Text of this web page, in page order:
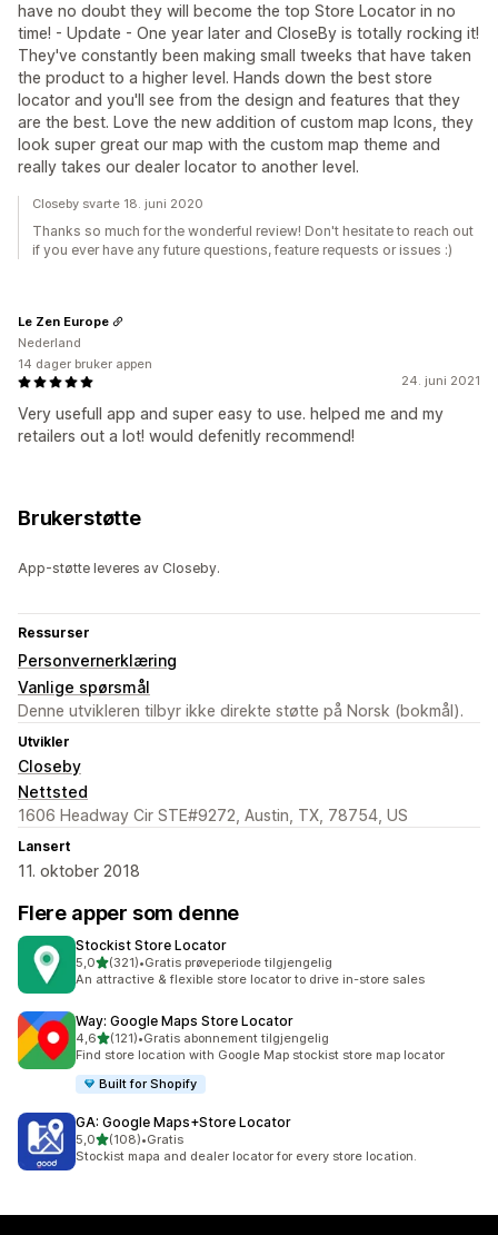
have no doubt they will become the top Store Locator in no
time! - Update - One year later and CloseBy is totally rocking it!
They've constantly been making small tweeks that have taken
the product to a higher level. Hands down the best store
locator and you'll see from the design and features that they
are the best. Love the new addition of custom map Icons, they
look super great our map with the custom map theme and
really takes our dealer locator to another level.
Closeby svarte 18. juni 2020
Thanks so much for the wonderful review! Don't hesitate to reach out
if you ever have any future questions, feature requests or issues :)
24. juni 2021
Very usefull app and super easy to use. helped me and my
retailers out a lot! would defenitly recommend!
Le Zen Europe
Nederland
14 dager bruker appen
Brukerstøtte
App-støtte leveres av Closeby.
Ressurser
Personvernerklæring
Vanlige spørsmål
Denne utvikleren tilbyr ikke direkte støtte på Norsk (bokmål).
Utvikler
Closeby
Nettsted
1606 Headway Cir STE#9272, Austin, TX, 78754, US
Lansert
11. oktober 2018
Flere apper som denne
Stockist Store Locator
5,0av 5 stjerner
(321)
Totalt 321 omtaler
•Gratis prøveperiode tilgjengelig
An attractive & flexible store locator to drive in-store sales
Way: Google Maps Store Locator
4,6av 5 stjerner
(121)
Totalt 121 omtaler
•Gratis abonnement tilgjengelig
Find store location with Google Map stockist store map locator
Built for Shopify
GA: Google Maps+Store Locator
5,0av 5 stjerner
(108)
Totalt 108 omtaler
•Gratis
Stockist mapa and dealer locator for every store location.